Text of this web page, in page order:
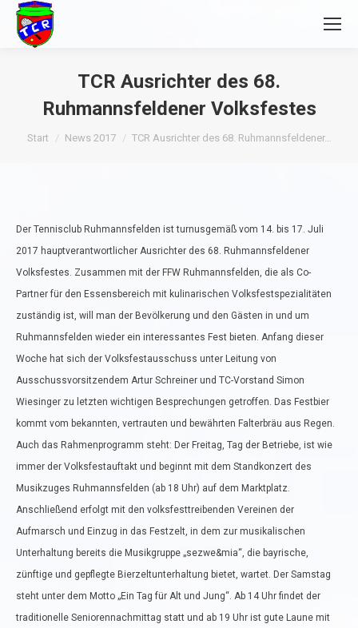
TCR Ausrichter des 68.
Ruhmannsfeldener Volksfestes
Sie befinden sich hier:
Start News 2017 TCR Ausrichter des 68. Ruhmannsfeldener…
Der Tennisclub Ruhmannsfelden ist turnusgemäß vom 14. bis 17. Juli
2017 hauptverantwortlicher Ausrichter des 68. Ruhmannsfeldener
Volksfestes. Zusammen mit der FFW Ruhmannsfelden, die als Co-
Partner für den Essensbereich mit kulinarischen Volksfestspezialitäten
zuständig ist, will man der Bevölkerung und den Gästen in und um
Ruhmannsfelden wieder ein interessantes Fest bieten. Anfang dieser
Woche hat sich der Volksfestausschuss unter Leitung von
Ausschussvorsitzendem Artur Schreiner und TC-Vorstand Simon
Wiesinger zu letzten wichtigen Besprechungen getroffen. Das Festbier
kommt vom bekannten, vertrauten und bewährten Falterbräu aus Regen.
Auch das Rahmenprogramm steht: Der Freitag, Tag der Betriebe, ist wie
immer der Volksfestauftakt und beginnt mit dem Standkonzert des
Musikzuges Ruhmannsfelden (ab 18 Uhr) auf dem Marktplatz.
Anschließend erfolgt mit den volksfesttreibenden Vereinen der
Aufmarsch und Einzug in das Festzelt, in dem zur musikalischen
Unterhaltung bereits die Musikgruppe „sezwe&mia“, die bayrische,
zünftige und gepflegte Bierzeltunterhaltung bietet, wartet. Der Samstag
steht unter dem Motto „Ein Tag für Alt und Jung“. Ab 14 Uhr findet der
traditionelle Seniorennachmittag statt und ab 19 Uhr ist gute Laune mit